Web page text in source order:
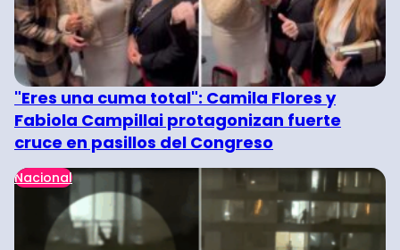
"Eres una cuma total": Camila Flores y
Fabiola Campillai protagonizan fuerte
cruce en pasillos del Congreso
Nacional